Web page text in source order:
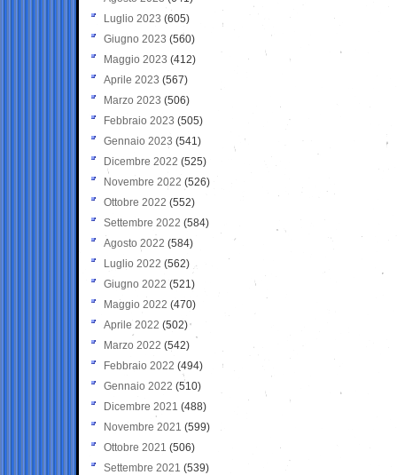
Luglio 2023 (605)
Giugno 2023 (560)
Maggio 2023 (412)
Aprile 2023 (567)
Marzo 2023 (506)
Febbraio 2023 (505)
Gennaio 2023 (541)
Dicembre 2022 (525)
Novembre 2022 (526)
Ottobre 2022 (552)
Settembre 2022 (584)
Agosto 2022 (584)
Luglio 2022 (562)
Giugno 2022 (521)
Maggio 2022 (470)
Aprile 2022 (502)
Marzo 2022 (542)
Febbraio 2022 (494)
Gennaio 2022 (510)
Dicembre 2021 (488)
Novembre 2021 (599)
Ottobre 2021 (506)
Settembre 2021 (539)